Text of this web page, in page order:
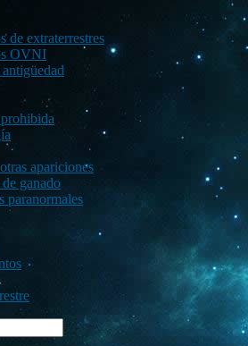
de extraterrestres
OVNI
apariciones
ganado
paranormales